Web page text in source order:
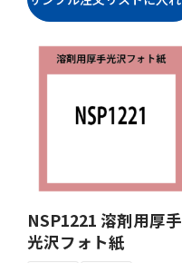
NSP1221 溶剤用厚手
光沢フォト紙